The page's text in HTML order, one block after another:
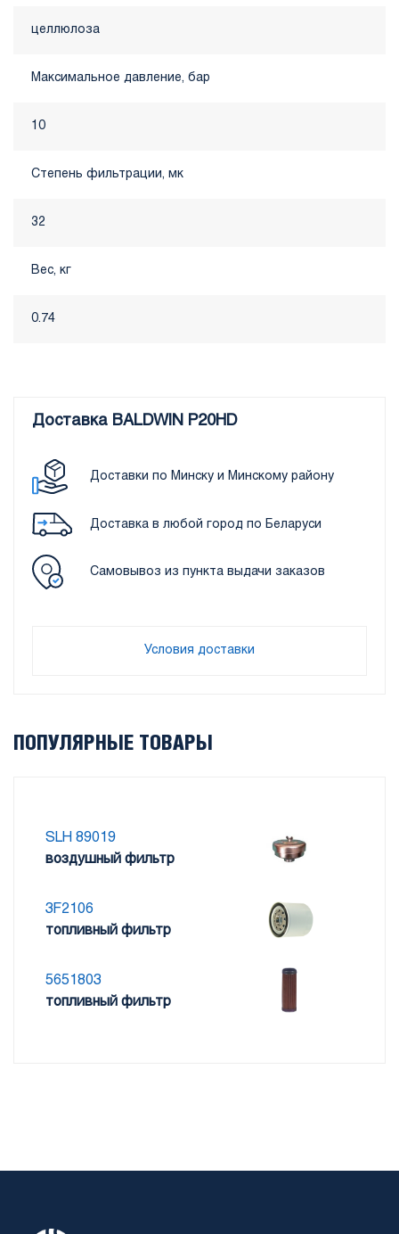
целлюлоза
Максимальное давление, бар
10
Степень фильтрации, мк
32
Вес, кг
0.74
Доставка BALDWIN P20HD
Доставки по Минску и Минскому району
Доставка в любой город по Беларуси
Самовывоз из пункта выдачи заказов
Условия доставки
ПОПУЛЯРНЫЕ ТОВАРЫ
SLH 89019
воздушный фильтр
3F2106
топливный фильтр
5651803
топливный фильтр